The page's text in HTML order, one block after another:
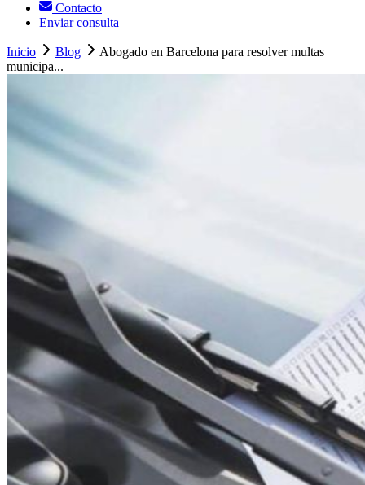
Contacto
Enviar consulta
Inicio Blog
Abogado en Barcelona para resolver multas
municipa...